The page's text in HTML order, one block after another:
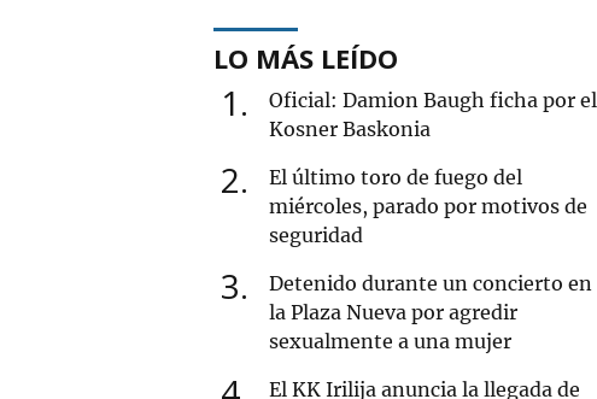
LO MÁS LEÍDO
1
Oficial: Damion Baugh ficha por el
Kosner Baskonia
2
El último toro de fuego del
miércoles, parado por motivos de
seguridad
3
Detenido durante un concierto en
la Plaza Nueva por agredir
sexualmente a una mujer
El KK Irilija anuncia la llegada de